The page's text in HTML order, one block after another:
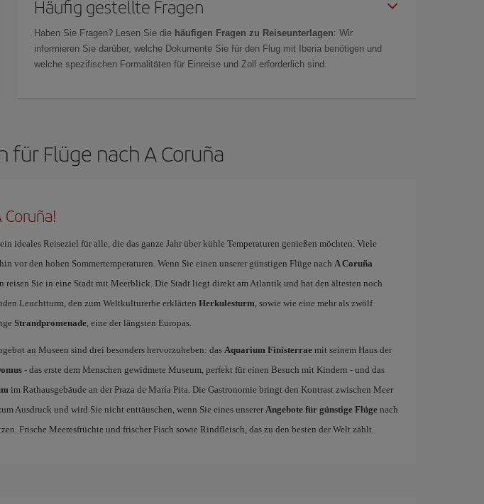
Häufig gestellte Fragen
Haben Sie Fragen? Lesen Sie die häufigen Fragen zu Reiseunterlagen: Wir
informieren Sie darüber, welche Dokumente Sie für den Flug mit Iberia benötigen und
welche spezifischen Formalitäten für Einreise und Zoll erforderlich sind.
Flüge nach A Coruña
Coruña!
ideales Reiseziel für alle, die das ganze Jahr über kühle Temperaturen genießen möchten. Viele
vor den hohen Sommertemperaturen. Wenn Sie einen unserer günstigen Flüge nach A Coruña
reisen Sie in eine Stadt mit Meerblick. Die Stadt liegt direkt am Atlantik und hat den ältesten noch
Leuchtturm, den zum Weltkulturerbe erklärten Herkulesturm , sowie wie eine mehr als zwölf
Strandpromenade, eine der längsten Europas.
an Museen sind drei besonders hervorzuheben: das Aquarium Finisterraemit seinem Haus der
- das erste dem Menschen gewidmete Museum, perfekt für einen Besuch mit Kindern - und das
im Rathausgebäude an der Praza de María Pita. Die Gastronomie bringt den Kontrast zwischen Meer
Ausdruck und wird Sie nicht enttäuschen, wenn Sie eines unserer Angebote für günstige Flügenach
Frische Meeresfrüchte und frischer Fisch sowie Rindfleisch, das zu den besten der Welt zählt.